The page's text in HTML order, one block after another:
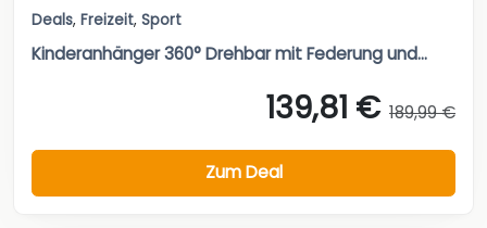
Deals, Freizeit, Sport
Kinderanhänger 360° Drehbar mit Federung und...
139,81 € 189,99 €
Zum Deal